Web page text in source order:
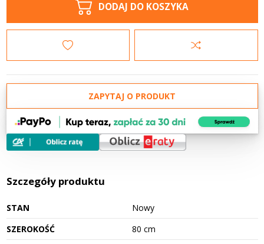
DODAJ DO KOSZYKA
ZAPYTAJ O PRODUKT
Szczegóły produktu
STAN
Nowy
SZEROKOŚĆ
80 cm